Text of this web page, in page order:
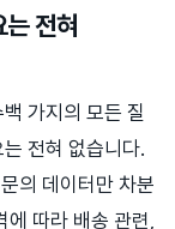
전혀
가지의 모든 질
전혀 없습니다.
의 데이터만 차분
따라 배송 관련,